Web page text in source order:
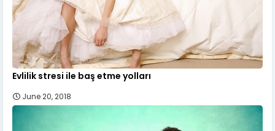
Evlilik stresi ile baş etme yolları
June 20, 2018